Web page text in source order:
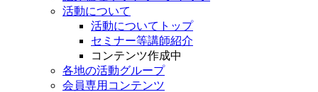
活動について
活動についてトップ
セミナー等講師紹介
コンテンツ作成中
各地の活動グループ
会員専用コンテンツ